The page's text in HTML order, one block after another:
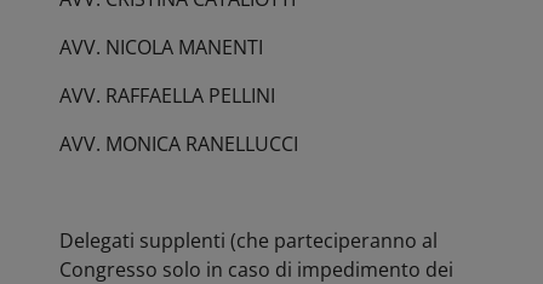
AVV. NICOLA MANENTI
AVV. RAFFAELLA PELLINI
AVV. MONICA RANELLUCCI
Delegati supplenti (che parteciperanno al
Congresso solo in caso di impedimento dei